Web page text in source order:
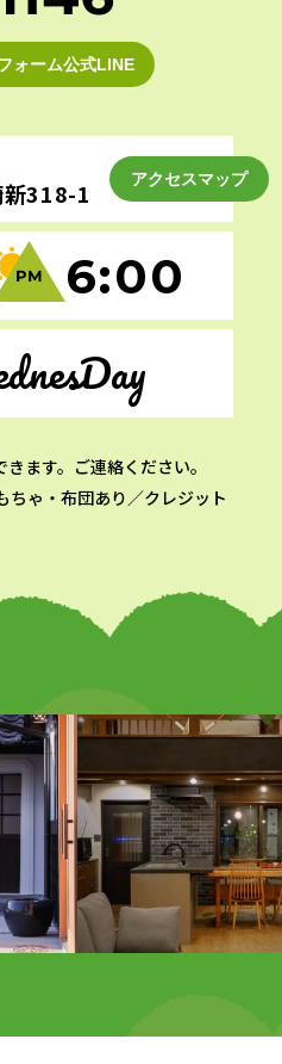
ォーム公式LINE
新318-1
アクセスマップ
6:00
ます。ご連絡ください。
ゃ・布団あり／クレジット